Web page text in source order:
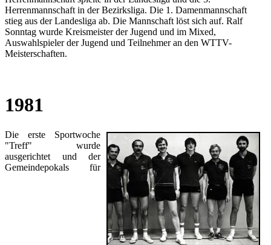
Herrenmannschaft in der Bezirksliga. Die 1. Damenmannschaft
stieg aus der Landesliga ab. Die Mannschaft löst sich auf. Ralf
Sonntag wurde Kreismeister der Jugend und im Mixed,
Auswahlspieler der Jugend und Teilnehmer an den WTTV-
Meisterschaften.
1981
Die erste Sportwoche
"Treff" wurde
ausgerichtet und der
Gemeindepokals für